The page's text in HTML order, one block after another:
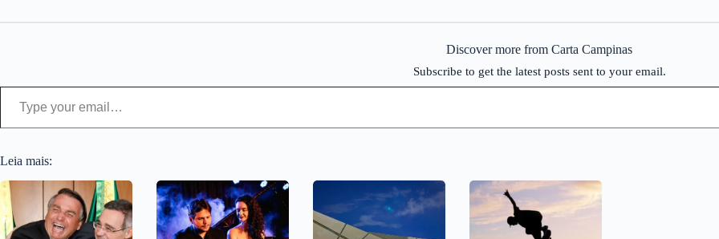
Discover more from Carta Campinas
Subscribe to get the latest posts sent to your email.
Type your email…
Leia mais: